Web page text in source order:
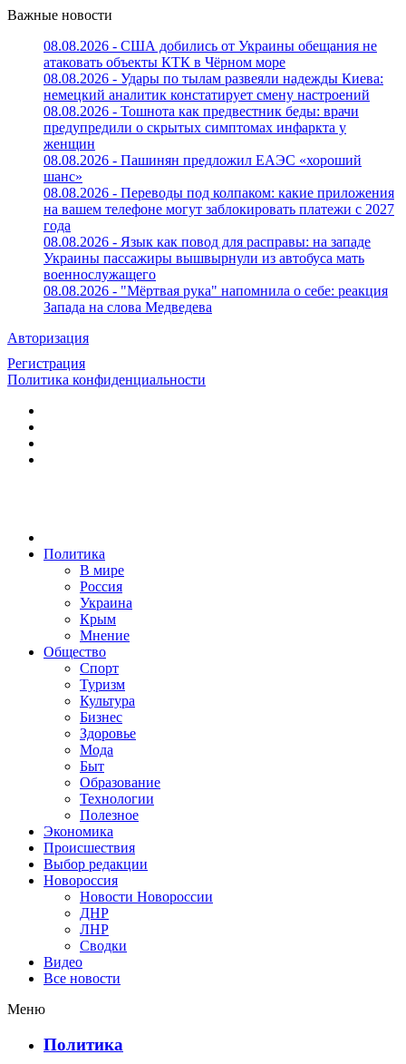
Важные новости
08.08.2026 - США добились от Украины обещания не
атаковать объекты КТК в Чёрном море
08.08.2026 - Удары по тылам развеяли надежды Киева:
немецкий аналитик констатирует смену настроений
08.08.2026 - Тошнота как предвестник беды: врачи
предупредили о скрытых симптомах инфаркта у
женщин
08.08.2026 - Пашинян предложил ЕАЭС «хороший
шанс»
08.08.2026 - Переводы под колпаком: какие приложения
на вашем телефоне могут заблокировать платежи с 2027
года
08.08.2026 - Язык как повод для расправы: на западе
Украины пассажиры вышвырнули из автобуса мать
военнослужащего
08.08.2026 - "Мёртвая рука" напомнила о себе: реакция
Запада на слова Медведева
Авторизация
Регистрация
Политика конфиденциальности
Политика
В мире
Россия
Украина
Крым
Мнение
Общество
Спорт
Туризм
Культура
Бизнес
Здоровье
Мода
Быт
Образование
Технологии
Полезное
Экономика
Происшествия
Выбор редакции
Новороссия
Новости Новороссии
ДНР
ЛНР
Сводки
Видео
Все новости
Меню
Политика